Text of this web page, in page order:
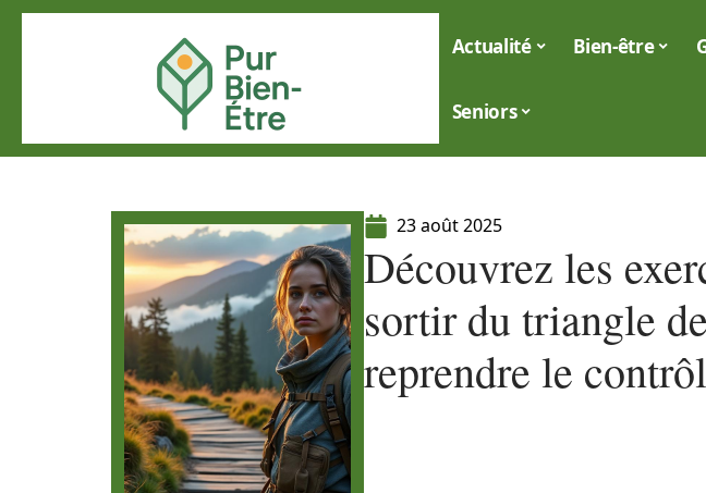
Actualité Bien-être
Seniors
23 août 2025
Découvrez les
sortir du triangle
reprendre le